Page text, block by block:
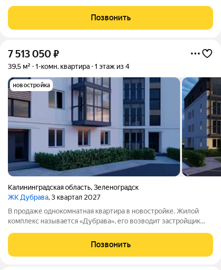
новом жилищном комплексе комфорт-класса «Атлантис» .
Каждая деталь интерьера
Позвонить
7 513 050 ₽
39,5 м² 1-комн. квартира 1 этаж из 4
новостройка
Калининградская область,Зеленоградск
ЖК Дубрава, 3 квартал 2027
В продаже однокомнатная квартира в новостройке. Жилой
комплекс называется «Дубрава», его возводит застройщик
квартале 2027 года.
Позвонить